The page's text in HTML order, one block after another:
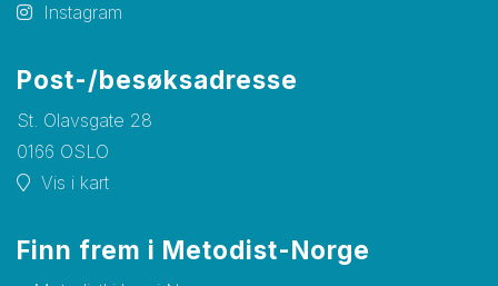
Instagram
Post-/besøksadresse
St. Olavsgate 28
0166 OSLO
Vis i kart
Finn frem i Metodist-Norge